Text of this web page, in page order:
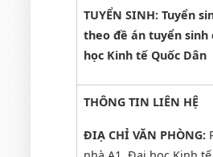
TUYỂN SINH: Tuyển
theo đề án tuyển sinh
học Kinh tế Quốc Dân
THÔNG TIN LIÊN HỆ
ĐIẠ CHỈ VĂN PHÒNG: